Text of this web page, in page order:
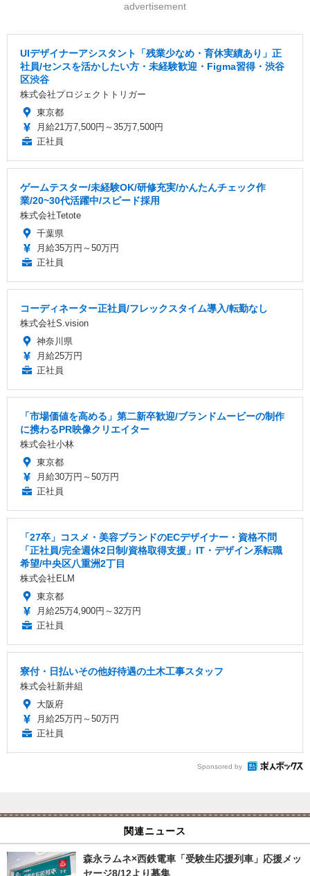
advertisement
UIデザイナーアシスタント「残業少なめ・育休実績あり」正
社員/センスを活かしたい方・未経験歓迎・Figma習得・渋谷
区渋谷
株式会社プロジェクトトリガー
東京都
月給21万7,500円～35万7,500円
正社員
ゲームテスター/未経験OK/研修充実/かんたんチェック作
業/20~30代活躍中/スピード採用
株式会社Tetote
千葉県
月給35万円～50万円
正社員
コーディネーター正社員/フレックスタイム導入/転勤なし
株式会社S.vision
神奈川県
月給25万円
正社員
「市場価値を高める」第二新卒歓迎/ブランドムービーの制作
に携わるPR映像クリエイター
株式会社小林
東京都
月給30万円～50万円
正社員
「27卒」コスメ・美容ブランドのECデザイナー・資格不問
「正社員/完全週休2日制/資格取得支援」IT・デザイン系転職
希望/中央区八重洲2丁目
株式会社ELM
東京都
月給25万4,900円～32万円
正社員
寮付・日払いその他好待遇の土木工事スタッフ
株式会社新井組
大阪府
月給25万円～50万円
正社員
Sponsored by
関連ニュース
森永ラムネ×西鉄電車「受験生応援列車」応援メッ
セージ8/12より募集